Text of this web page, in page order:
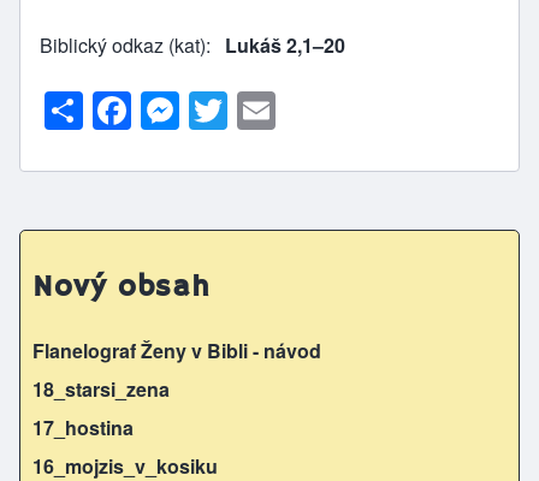
Biblický odkaz (kat) Lukáš 2,1–20
S
h
ar
e
F
a
c
e
b
o
o
k
M
e
s
s
e
n
g
er
T
w
itt
er
ai
l
Nový obsah
Flanelograf Ženy v Bibli - návod
18_starsi_zena
17_hostina
16_mojzis_v_kosiku